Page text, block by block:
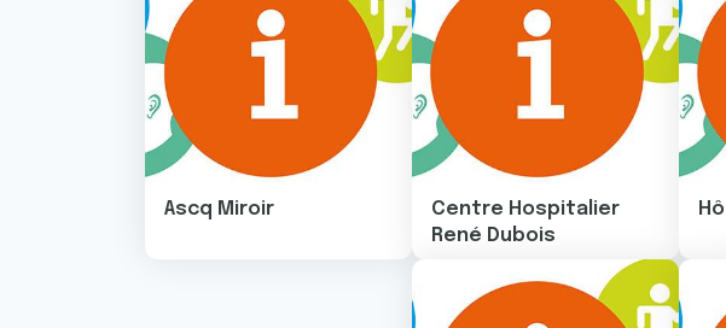
Ascq Miroir
Centre Hospitalier
René Dubois
Image Image